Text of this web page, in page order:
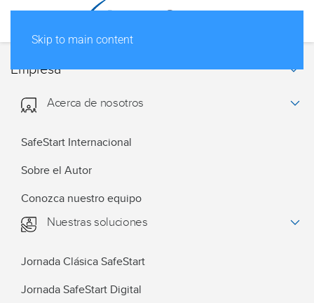
Skip to main content
Empresa
Acerca de nosotros
SafeStart Internacional
Sobre el Autor
Conozca nuestro equipo
Nuestras soluciones
Jornada Clásica SafeStart
Jornada SafeStart Digital